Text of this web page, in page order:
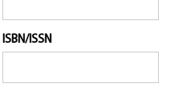
ISBN/ISSN